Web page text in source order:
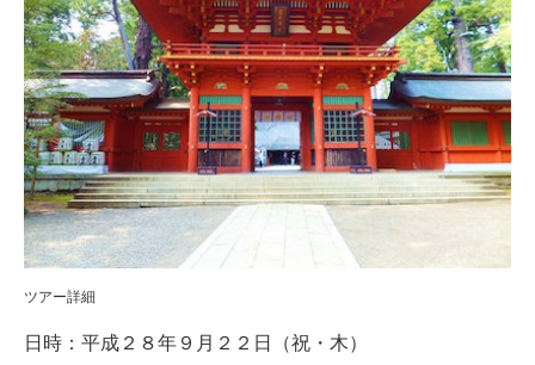
ツアー詳細
日時：平成２８年９月２２日（祝・木）